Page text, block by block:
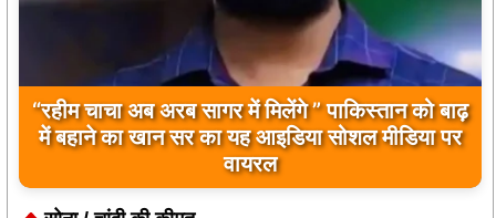
“रहीम चाचा अब अरब सागर में मिलेंगे ” पाकिस्तान को बाढ़
में बहाने का खान सर का यह आइडिया सोशल मीडिया पर
वायरल